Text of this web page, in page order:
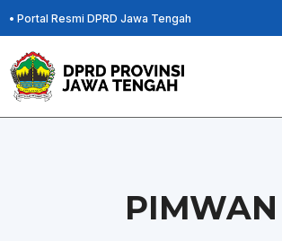
Skip
to
content
• Portal Resmi DPRD Jawa Tengah
PIMWAN